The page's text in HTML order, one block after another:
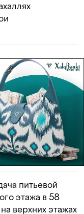
питьевой
этажа в 58
верхних этажах